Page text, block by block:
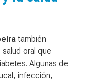
también
oral que
Algunas de
infección,